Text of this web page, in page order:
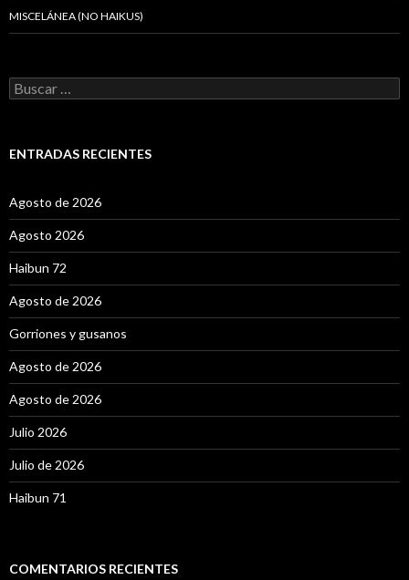
MISCELÁNEA (NO HAIKUS)
B
u
a
ENTRADAS RECIENTES
Agosto de 2026
Agosto 2026
Haibun 72
Agosto de 2026
Gorriones y gusanos
Agosto de 2026
Agosto de 2026
Julio 2026
Julio de 2026
Haibun 71
COMENTARIOS RECIENTES